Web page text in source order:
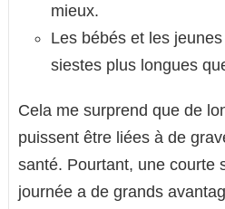
mieux.
Les bébés et les
siestes plus longues
Cela me surprend que de
puissent être liées à de
santé. Pourtant, une courte
journée a de grands